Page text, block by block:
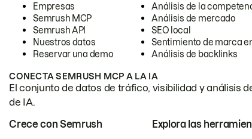
Empresas
Semrush MCP
Semrush API
Nuestros datos
Reservar una demo
Análisis de la
Análisis de mercado
SEO local
Sentimiento de marca
Análisis de backlinks
CONECTA SEMRUSH MCP A LA IA
El conjunto de datos de tráfico, visibilidad y análisis
de IA.
Crece con Semrush Explora las